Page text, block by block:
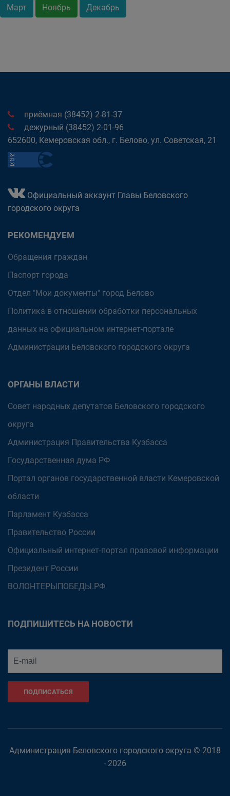
Март Ноябрь Декабрь
приёмная (38452) 2-81-37
дежурный (38452) 2-01-96
652600, Кемеровская обл., г. Белово, ул. Советская, 21
Официальный аккаунт Главы Беловского
городского округа
РЕКОМЕНДУЕМ
Обращения граждан
Паспорт города
Отдел "Мои документы" город Белово
Политика в отношении обработки персональных
данных на официальном интернет-портале
Администрации Беловского городского округа
ОРГАНЫ ВЛАСТИ
Совет народных депутатов Беловского городского
округа
Администрация Правительства Кузбасса
Государственная дума РФ
Портал органов государственной власти Кемеровской
области
Парламент Кузбасса
Правительство России
Официальный интернет-портал правовой информации
Президент России
ВОЛОНТЕРЫПОБЕДЫ.РФ
ПОДПИШИТЕСЬ НА НОВОСТИ
ПОДПИСАТЬСЯ
Администрация Беловского городского округа © 2018
- 2026